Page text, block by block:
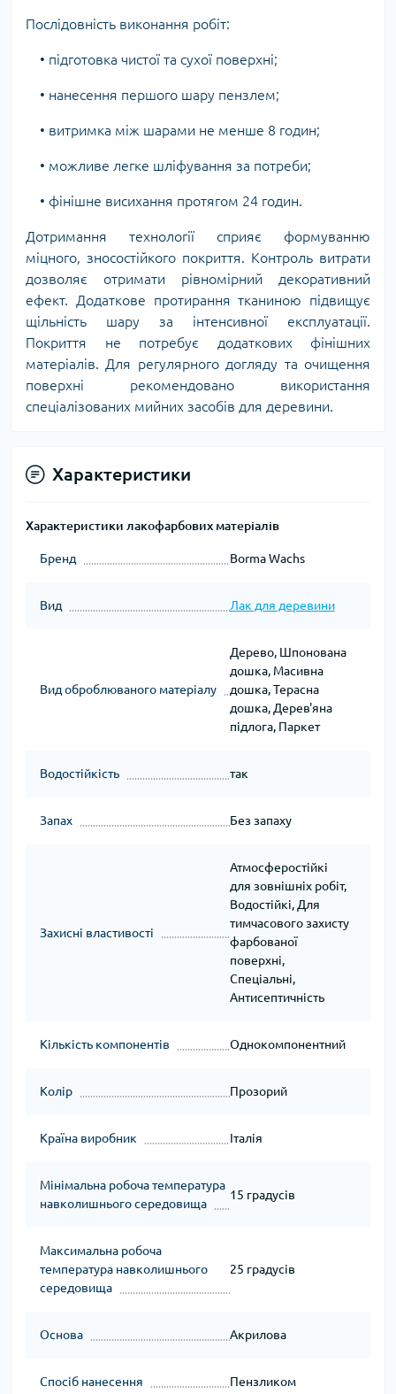
Послідовність виконання робіт:
• підготовка чистої та сухої поверхні;
• нанесення першого шару пензлем;
• витримка між шарами не менше 8 годин;
• можливе легке шліфування за потреби;
• фінішне висихання протягом 24 годин.
Дотримання технології сприяє формуванню
міцного, зносостійкого покриття. Контроль витрати
дозволяє отримати рівномірний декоративний
ефект. Додаткове протирання тканиною підвищує
щільність шару за інтенсивної експлуатації.
Покриття не потребує додаткових фінішних
матеріалів. Для регулярного догляду та очищення
поверхні рекомендовано використання
спеціалізованих мийних засобів для деревини.
Характеристики
Характеристики лакофарбових матеріалів
Бренд Borma Wachs
Вид Лак для деревини
Вид оброблюваного матеріалу
Дерево, Шпонована
дошка, Масивна
дошка, Терасна
дошка, Дерев'яна
підлога, Паркет
Водостійкість так
Запах Без запаху
Захисні властивості
Атмосферостійкі
для зовнішніх робіт,
Водостійкі, Для
тимчасового захисту
фарбованої
поверхні,
Спеціальні,
Антисептичність
Кількість компонентів Однокомпонентний
Колір Прозорий
Країна виробник Італія
Мінімальна робоча температура
навколишнього середовища
15 градусів
Максимальна робоча
температура навколишнього
середовища
25 градусів
Основа Акрилова
Спосіб нанесення Пензликом